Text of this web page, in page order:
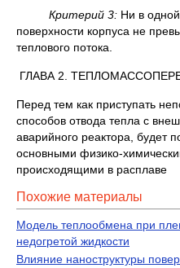
Критерий 3: Ни в
поверхности корпуса не
теплового потока.
ГЛАВА 2.
Перед тем как приступать
способов отвода тепла с
аварийного реактора, будет
основными физико-
происходящими в расплаве
Похожие материалы
Модель теплообмена при
недогретой жидкости
Влияние наноструктуры